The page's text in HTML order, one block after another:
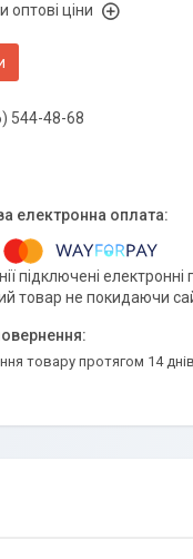
оптові ціни
544-48-68
підключені
товар не покидаючи
товару протягом 14 днів